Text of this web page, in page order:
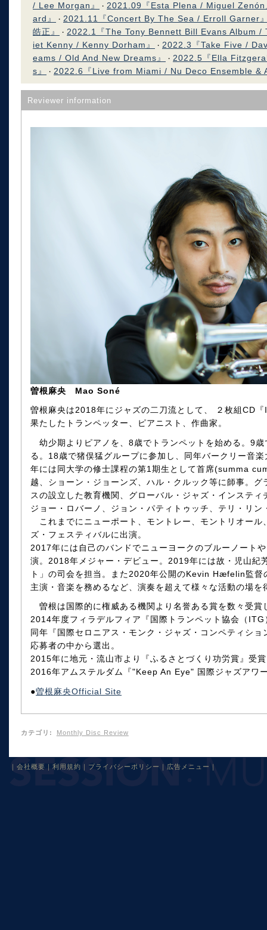
/ Lee Morgan』
・ 2021.09『Esta Plena / Miguel Zenón
ard』
・ 2021.11『Concert By The Sea / Erroll Garner
皓正』
・ 2022.1『The Tony Bennett Bill Evans Album /
iet Kenny / Kenny Dorham』
・ 2022.3『Take Five /
eams / Old And New Dreams』
・ 2022.5『Ella
s』
・ 2022.6『Live from Miami / Nu Deco Ensemble &
Reviewer information
曽根麻央 Mao Soné
曽根麻央は2018年にジャズの二刀流として、 ２枚組CD
果たしたトランペッター、ピアニスト、作曲家。
幼少期よりピアノを、8歳でトランペットを始める。9
る。18歳で猪俣猛グループに参加し、同年バークリー音
年には同大学の修士課程の第1期生として首席(summa
越、ショーン・ジョーンズ、ハル・クルック等に師事。
スの設立した教育機関、グローバル・ジャズ・インステ
ジョー・ロバーノ、ジョン・パティトゥッチ、テリ・リ
これまでにニューポート、モントレー、モントリオール
ズ・フェスティバルに出演。
2017年には自己のバンドでニューヨークのブルーノート
演。2018年メジャー・デビュー。2019年には故・児山紀
ト」の司会を担当。また2020年公開のKevin Hæfelin監督
主演・音楽を務めるなど、演奏を超えて様々な活動の場を
曽根は国際的に権威ある機関より名誉ある賞を数々受賞
2014年度フィラデルフィア『国際トランペット協会（
同年『国際セロニアス・モンク・ジャズ・コンペティシ
応募者の中から選出。
2015年に地元・流山市より『ふるさとづくり功労賞』受
2016年アムステルダム『"Keep An Eye" 国際ジャズアワ
●曽根麻央Official Site
カテゴリ : Monthly Disc Review
会社概要 利用規約 プライバシーポリシー 広告メニュー